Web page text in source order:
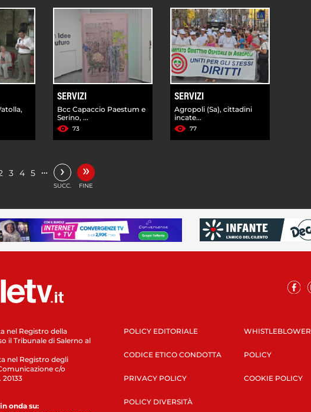
SERVIZI
Bcc Capaccio Paestum e
Serino, ...
73
SERVIZI
Agropoli (Sa), cittadini
incate...
77
3 4 5 … ›
SUCC.
»
FINE
nel Registro della
il Tribunale di Salerno al
nel Registro degli
c/o
20133
onda su:
POLICY EDITORIALE
CODICE ETICO CONDOTTA
PRIVACY POLICY
POLICY DIVERSITÀ
WHISTLEBLOWER
POLICY
COOKIE POLICY